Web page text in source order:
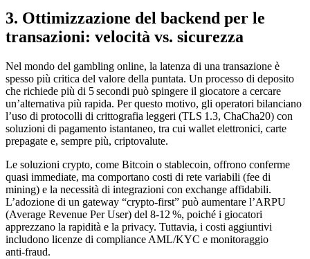
3. Ottimizzazione del backend per le
transazioni: velocità vs. sicurezza
Nel mondo del gambling online, la latenza di una transazione è
spesso più critica del valore della puntata. Un processo di deposito
che richiede più di 5 secondi può spingere il giocatore a cercare
un’alternativa più rapida. Per questo motivo, gli operatori bilanciano
l’uso di protocolli di crittografia leggeri (TLS 1.3, ChaCha20) con
soluzioni di pagamento istantaneo, tra cui wallet elettronici, carte
prepagate e, sempre più, criptovalute.
Le soluzioni crypto, come Bitcoin o stablecoin, offrono conferme
quasi immediate, ma comportano costi di rete variabili (fee di
mining) e la necessità di integrazioni con exchange affidabili.
L’adozione di un gateway “crypto‑first” può aumentare l’ARPU
(Average Revenue Per User) del 8‑12 %, poiché i giocatori
apprezzano la rapidità e la privacy. Tuttavia, i costi aggiuntivi
includono licenze di compliance AML/KYC e monitoraggio
anti‑fraud.